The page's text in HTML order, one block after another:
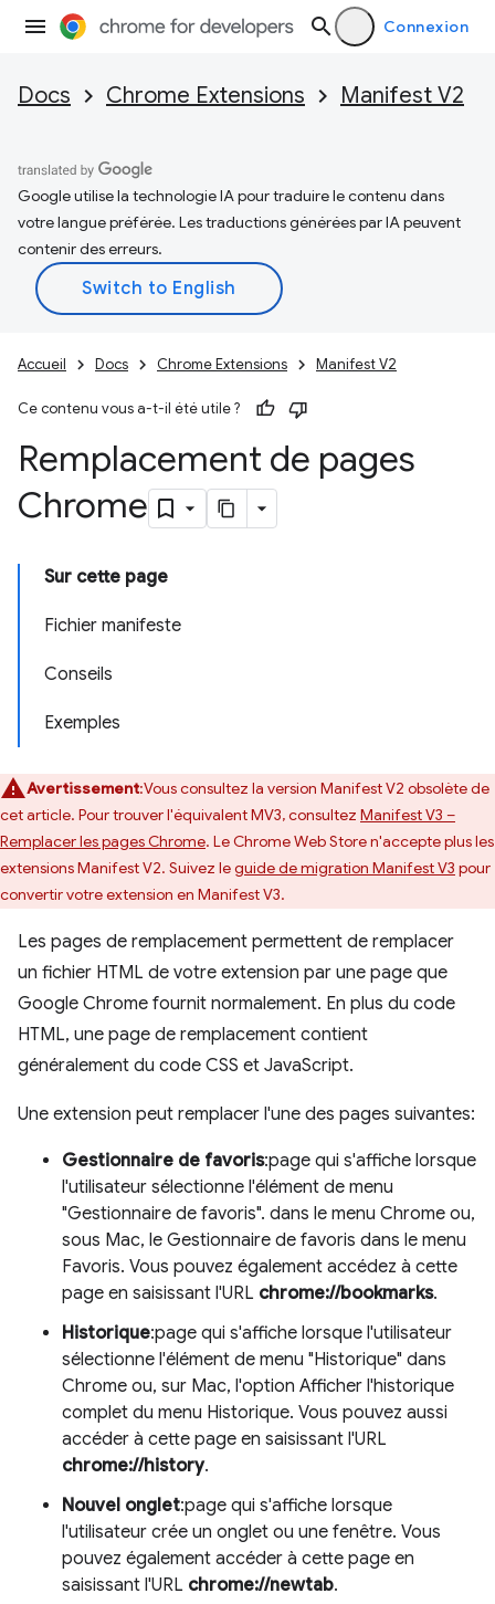
Connexion
Docs Chrome Extensions Manifest V2
Google utilise la technologie IA pour traduire le contenu dans
votre langue préférée. Les traductions générées par IA peuvent
contenir des erreurs.
Accueil Docs Chrome Extensions Manifest V2
Ce contenu vous a-t-il été utile ?
Remplacement de pages
Chrome
Sur cette page
Fichier manifeste
Conseils
Exemples
Avertissement:Vous consultez la version Manifest V2 obsolète de
cet article. Pour trouver l'équivalent MV3, consultez Manifest V3 –
Remplacer les pages Chrome. Le Chrome Web Store n'accepte plus les
extensions Manifest V2. Suivez leguide de migration Manifest V3 pour
convertir votre extension en Manifest V3.
Les pages de remplacement permettent de remplacer
un fichier HTML de votre extension par une page que
Google Chrome fournit normalement. En plus du code
HTML, une page de remplacement contient
généralement du code CSS et JavaScript.
Une extension peut remplacer l'une des pages suivantes:
Gestionnaire de favoris:page qui s'affiche lorsque
l'utilisateur sélectionne l'élément de menu
"Gestionnaire de favoris". dans le menu Chrome ou,
sous Mac, le Gestionnaire de favoris dans le menu
Favoris. Vous pouvez également accédez à cette
page en saisissant l'URL chrome://bookmarks.
Historique:page qui s'affiche lorsque l'utilisateur
sélectionne l'élément de menu "Historique" dans
Chrome ou, sur Mac, l'option Afficher l'historique
complet du menu Historique. Vous pouvez aussi
accéder à cette page en saisissant l'URL
chrome://history.
Nouvel onglet:page qui s'affiche lorsque
l'utilisateur crée un onglet ou une fenêtre. Vous
pouvez également accéder à cette page en
saisissant l'URL chrome://newtab.